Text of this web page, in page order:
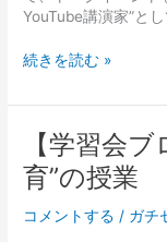
YouTube講演家”と
に
行
YouTube
演
家“一
翔
貴”
続きを読む »
【学習会
育”の授業
コメントする / ガチ
【学
会
ロ